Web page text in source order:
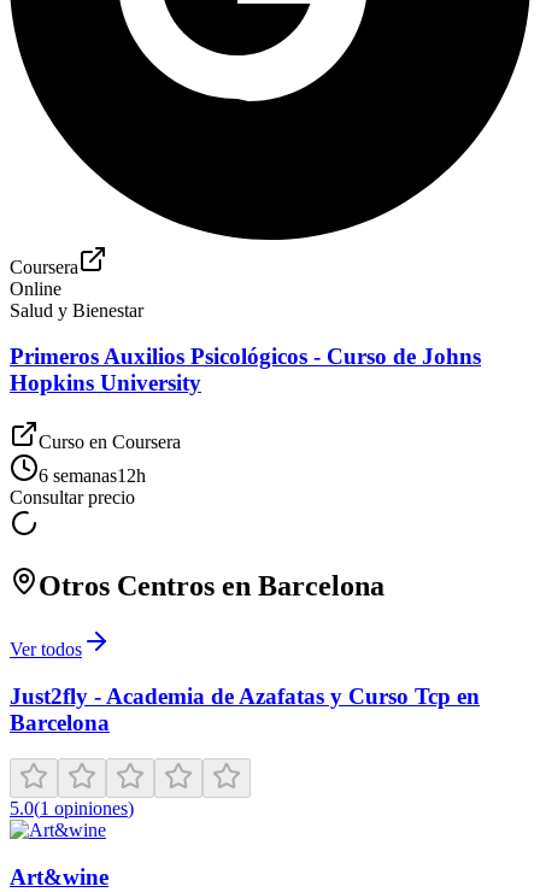
Coursera
Online
Salud y Bienestar
Primeros Auxilios Psicológicos - Curso de Johns
Hopkins University
Curso en Coursera
6 semanas12h
Consultar precio
Otros Centros en Barcelona
Ver todos
Just2fly - Academia de Azafatas y Curso Tcp en
Barcelona
5.0(1 opiniones)
Art&wine